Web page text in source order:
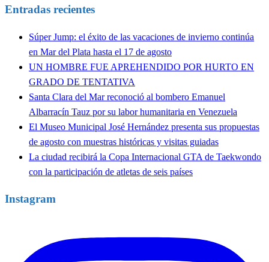
Entradas recientes
Súper Jump: el éxito de las vacaciones de invierno continúa
en Mar del Plata hasta el 17 de agosto
UN HOMBRE FUE APREHENDIDO POR HURTO EN
GRADO DE TENTATIVA
Santa Clara del Mar reconoció al bombero Emanuel
Albarracín Tauz por su labor humanitaria en Venezuela
El Museo Municipal José Hernández presenta sus propuestas
de agosto con muestras históricas y visitas guiadas
La ciudad recibirá la Copa Internacional GTA de Taekwondo
con la participación de atletas de seis países
Instagram